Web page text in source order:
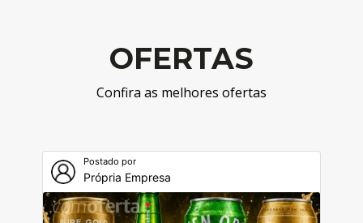
OFERTAS
Confira as melhores ofertas
Postado por
Própria Empresa